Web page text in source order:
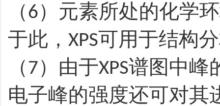
（6）元素所处的化学
于此， XPS可用于结构
（ 7）由于XPS谱图中峰
电子峰的强度还可对其